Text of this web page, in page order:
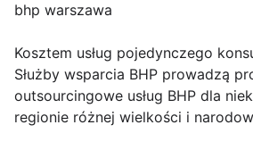
bhp warszawa
Kosztem usług pojedynczego
Służby wsparcia BHP prowadzą
outsourcingowe usług BHP dla
regionie różnej wielkości i